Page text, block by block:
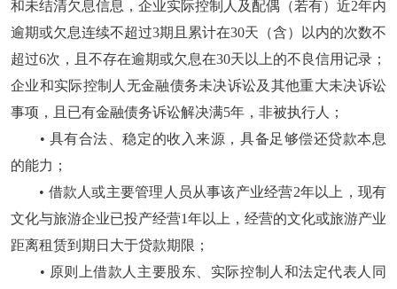
和未结清欠息信息，企业实际控制人及配偶（若有）近2年内
逾期或欠息连续不超过3期且累计在30天（含）以内的次数不
超过6次，且不存在逾期或欠息在30天以上的不良信用记录；
企业和实际控制人无金融债务未决诉讼及其他重大未决诉讼
事项，且已有金融债务诉讼解决满5年，非被执行人；
• 具有合法、稳定的收入来源，具备足够偿还贷款本息
的能力；
• 借款人或主要管理人员从事该产业经营2年以上，现有
文化与旅游企业已投产经营1年以上，经营的文化或旅游产业
距离租赁到期日大于贷款期限；
• 原则上借款人主要股东、实际控制人和法定代表人同